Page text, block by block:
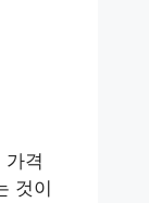
가격
것이